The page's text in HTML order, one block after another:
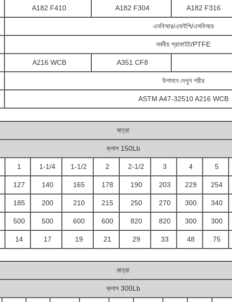
A182 F410 A182 F304 A182 F316
এনবিআর/এফইপি/এসবিআর
নমনীয় গ্রাফাইট/PTFE
A216 WCB A351 CF8
উপাদান দেখুন শরীর
ASTM A47-32510 A216 WCB
মাত্রা
ক্লাস 150Lb
1 1-1/4 1-1/2 2 2-1/2 3 4 5
127 140 165 178 190 203 229 254
185 200 210 215 250 270 300 340
500 500 600 600 820 820 300 300
14 17 19 21 29 33 48 75
মাত্রা
ক্লাস 300Lb